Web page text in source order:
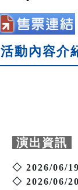
活動內容介
演出資訊
◇ 2026/06/
◇ 2026/06/